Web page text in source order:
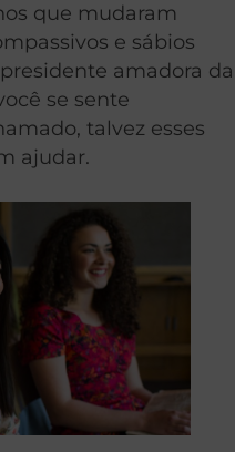
que mudaram
e sábios
amadora da
se sente
talvez esses
ajudar.